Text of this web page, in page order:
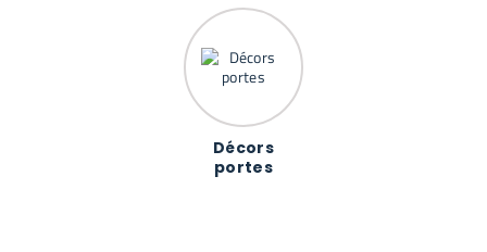
Décors
portes